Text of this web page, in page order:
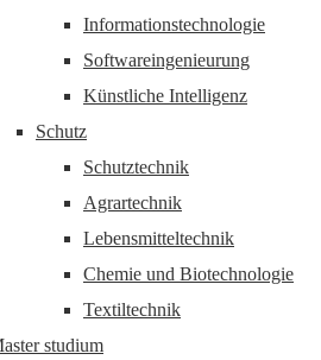
Informationstechnologie
Softwareingenieurung
Künstliche Intelligenz
Schutz
Schutztechnik
Agrartechnik
Lebensmitteltechnik
Chemie und Biotechnologie
Textiltechnik
studium